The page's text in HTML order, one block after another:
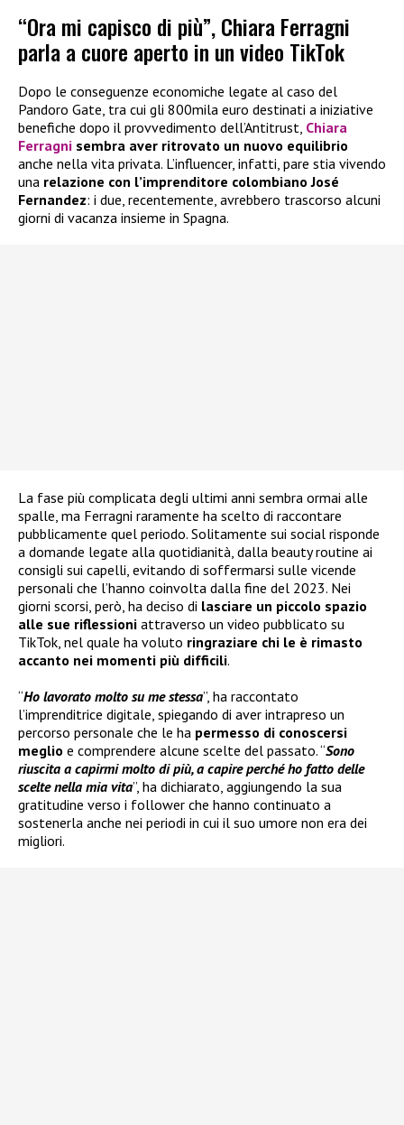
“Ora mi capisco di più”, Chiara Ferragni
parla a cuore aperto in un video TikTok
Dopo le conseguenze economiche legate al caso del
Pandoro Gate, tra cui gli 800mila euro destinati a iniziative
benefiche dopo il provvedimento dell’Antitrust, Chiara
Ferragni sembra aver ritrovato un nuovo equilibrio
anche nella vita privata. L’influencer, infatti, pare stia vivendo
una relazione con l’imprenditore colombiano José
Fernandez: i due, recentemente, avrebbero trascorso alcuni
giorni di vacanza insieme in Spagna.
La fase più complicata degli ultimi anni sembra ormai alle
spalle, ma Ferragni raramente ha scelto di raccontare
pubblicamente quel periodo. Solitamente sui social risponde
a domande legate alla quotidianità, dalla beauty routine ai
consigli sui capelli, evitando di soffermarsi sulle vicende
personali che l’hanno coinvolta dalla fine del 2023. Nei
giorni scorsi, però, ha deciso di lasciare un piccolo spazio
alle sue riflessioni attraverso un video pubblicato su
TikTok, nel quale ha voluto ringraziare chi le è rimasto
accanto nei momenti più difficili.
“Ho lavorato molto su me stessa”, ha raccontato
l’imprenditrice digitale, spiegando di aver intrapreso un
percorso personale che le ha permesso di conoscersi
meglio e comprendere alcune scelte del passato. “Sono
riuscita a capirmi molto di più, a capire perché ho fatto delle
scelte nella mia vita”, ha dichiarato, aggiungendo la sua
gratitudine verso i follower che hanno continuato a
sostenerla anche nei periodi in cui il suo umore non era dei
migliori.